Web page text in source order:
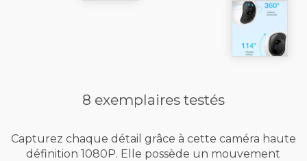
8 exemplaires testés
Capturez chaque détail grâce à cette caméra haute
définition 1080P. Elle possède un mouvement